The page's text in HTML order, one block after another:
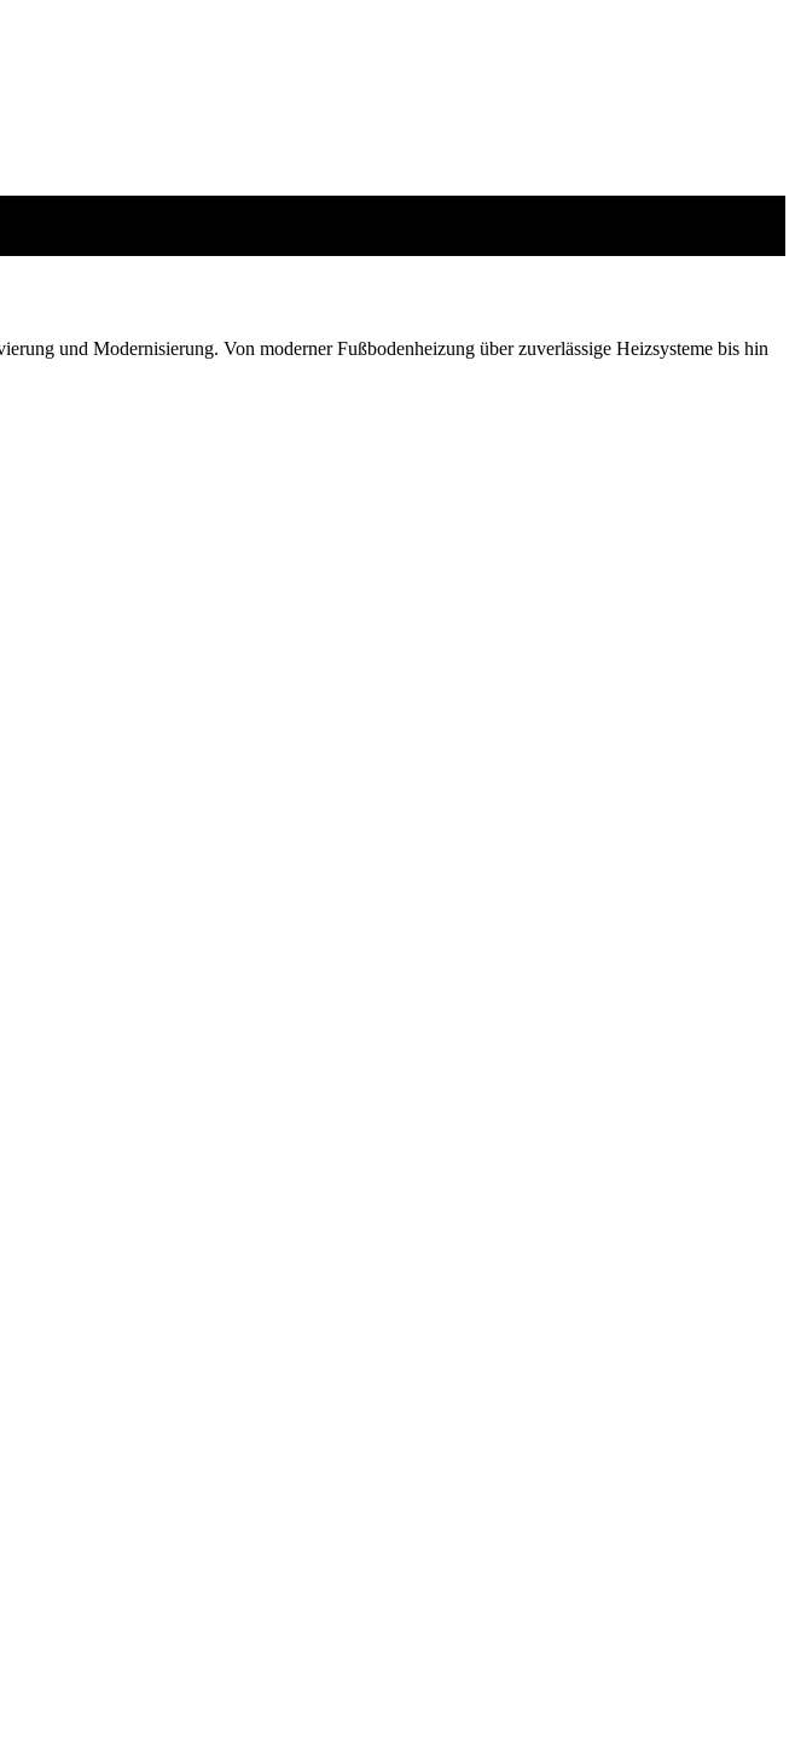
und Modernisierung. Von moderner Fußbodenheizung über zuverlässige Heizsysteme bis hin